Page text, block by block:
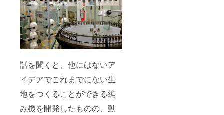
話を聞くと、他にはないア
イデアでこれまでにない生
地をつくることができる編
み機を開発したものの、動